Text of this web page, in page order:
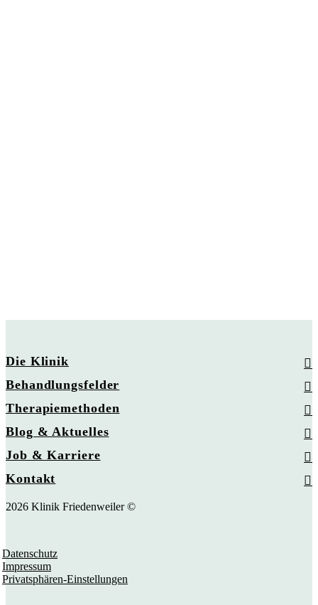
Die Klinik
Behandlungsfelder
Therapiemethoden
Blog & Aktuelles
Job & Karriere
Kontakt
2026 Klinik Friedenweiler ©
Datenschutz
Impressum
Privatsphären-Einstellungen